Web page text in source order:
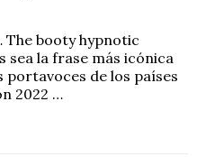
booty hypnotic
sea la frase más icónica
portavoces de los países
2022 …